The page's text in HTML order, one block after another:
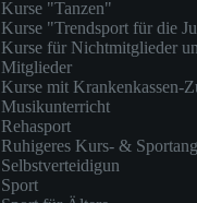
Kurse "Tanzen"
Kurse "Trendsport für die
Kurse für Nichtmitglieder
Mitglieder
Kurse mit Krankenkassen-
Musikunterricht
Rehasport
Ruhigeres Kurs- &
Selbstverteidigun
Sport